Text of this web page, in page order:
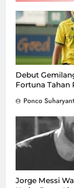
Debut
Fortuna Tahan
Ponco
ayah Lionel
lama menjalani
yang dideritanya/
Jorge Messi